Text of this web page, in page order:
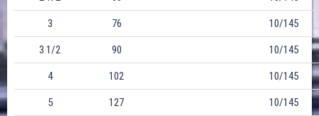
3 76 10/145
3 1/2 90 10/145
4 102 10/145
5 127 10/145